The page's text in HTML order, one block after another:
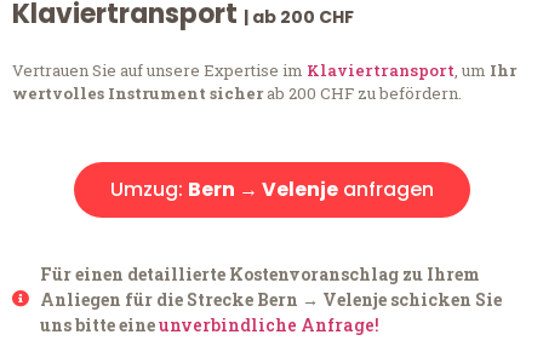
Klaviertransport | ab 200 CHF
Vertrauen Sie auf unsere Expertise im Klaviertransport, um Ihr
wertvolles Instrument sicherab 200 CHF zu befördern.
Umzug: Bern → Velenjeanfragen
Für einen detaillierte Kostenvoranschlag zu Ihrem
Anliegen für die Strecke Bern → Velenje schicken Sie
uns bitte eineunverbindliche Anfrage!